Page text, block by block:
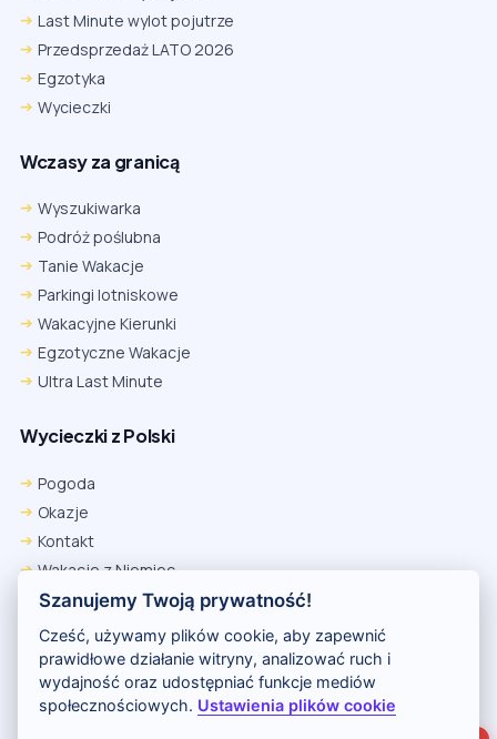
Last Minute wylot pojutrze
Przedsprzedaż LATO 2026
Egzotyka
Wycieczki
Wczasy za granicą
Wyszukiwarka
Podróż poślubna
Tanie Wakacje
Parkingi lotniskowe
Wakacyjne Kierunki
Egzotyczne Wakacje
Ultra Last Minute
Wycieczki z Polski
Pogoda
Okazje
Kontakt
Wakacje z Niemiec
Polityka Prywatności
Wakacje w Egipcie
Rankingi hoteli
Firefox
Ustawienia → Prywatność i bezpieczeństwo → Pliki cookie innych
firm → ustaw „Zezwalaj”.
Na czas rezerwacji nie blokuj cookies i śledzenia dla tej witryny.
Szanujemy Twoją prywatność!
Cześć, używamy plików cookie, aby zapewnić
prawidłowe działanie witryny, analizować ruch i
wydajność oraz udostępniać funkcje mediów
społecznościowych. Ustawienia plików cookie